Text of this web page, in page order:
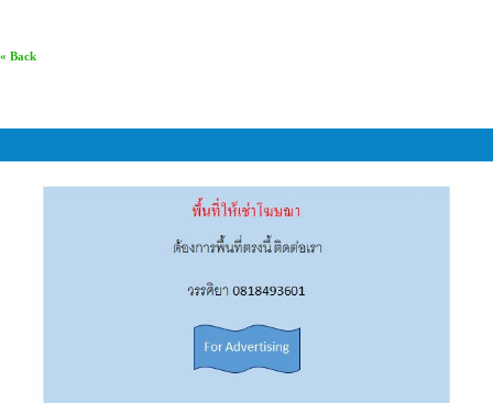
« Back